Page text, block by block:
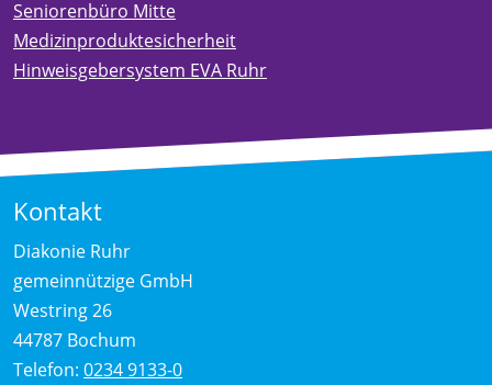
Seniorenbüro Mitte
Medizinproduktesicherheit
Hinweisgebersystem EVA Ruhr
Kontakt
Diakonie Ruhr
gemeinnützige GmbH
Westring 26
44787 Bochum
Telefon: 0234 9133-0